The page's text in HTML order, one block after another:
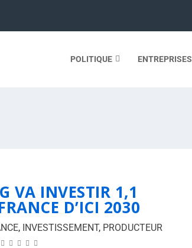
POLITIQUE ENTREPRISES
VA INVESTIR 1,1
D’ICI 2030
, INVESTISSEMENT, PRODUCTEUR